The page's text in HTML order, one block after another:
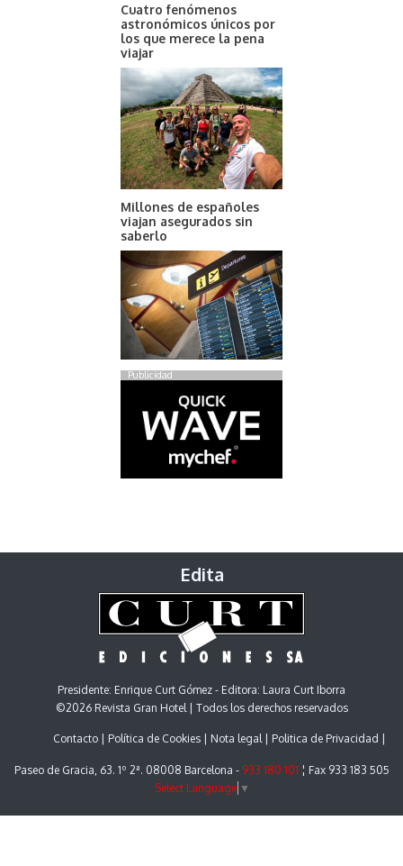
Cuatro fenómenos
astronómicos únicos por
los que merece la pena
viajar
Millones de españoles
viajan asegurados sin
saberlo
Publicidad
Edita
Presidente: Enrique Curt Gómez - Editora: Laura Curt Iborra
©2026 Revista Gran Hotel | Todos los derechos reservados
Contacto Política de Cookies Nota legal Politica de Privacidad
Paseo de Gracia, 63. 1º 2ª. 08008 Barcelona - 933 180 101 ¦ Fax 933 183 505
Select Language ▼